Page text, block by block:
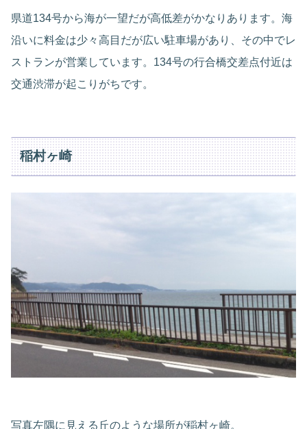
県道134号から海が一望だが高低差がかなりあります。海
沿いに料金は少々高目だが広い駐車場があり、その中でレ
ストランが営業しています。134号の行合橋交差点付近は
交通渋滞が起こりがちです。
稲村ヶ崎
写真左隅に見える丘のような場所が稲村ヶ崎。